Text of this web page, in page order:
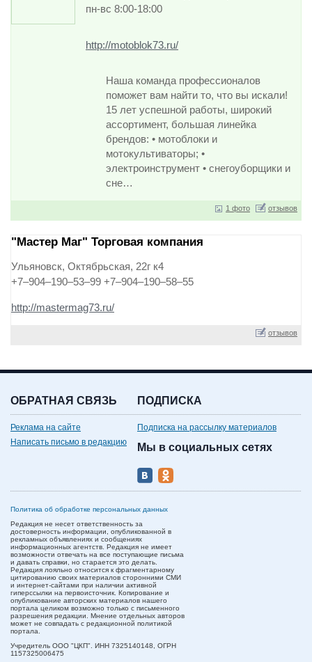
пн-вс 8:00-18:00
http://motoblok73.ru/
Наша команда профессионалов
поможет вам найти то, что вы искали!
15 лет успешной работы, широкий
ассортимент, большая линейка
брендов: • мотоблоки и
мотокультиваторы; •
электроинструмент • снегоуборщики и
сне…
1 фото отзывов
"Мастер Маг" Торговая компания
Ульяновск, Октябрьская, 22г к4
+7–904–190–53–99 +7–904–190–58–55
http://mastermag73.ru/
отзывов
ОБРАТНАЯ СВЯЗЬ
Реклама на сайте
Написать письмо в редакцию
ПОДПИСКА
Подписка на рассылку материалов
Мы в социальных сетях
Политика об обработке персональных данных
Редакция не несет ответственность за
достоверность информации, опубликованной в
рекламных объявлениях и сообщениях
информационных агентств. Редакция не имеет
возможности отвечать на все поступающие письма
и давать справки, но старается это делать.
Редакция лояльно относится к фрагментарному
цитированию своих материалов сторонними СМИ
и интернет-сайтами при наличии активной
гиперссылки на первоисточник. Копирование и
опубликование авторских материалов нашего
портала целиком возможно только с письменного
разрешения редакции. Мнение отдельных авторов
может не совпадать с редакционной политикой
портала.
Учредитель ООО "ЦКП". ИНН 7325140148, ОГРН
1157325006475